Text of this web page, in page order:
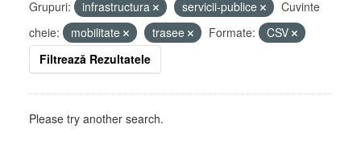
Grupuri: infrastructura servicii-publice
Cuvinte
cheie:
mobilitate trasee Formate:
CSV
Filtrează Rezultatele
Please try another search.